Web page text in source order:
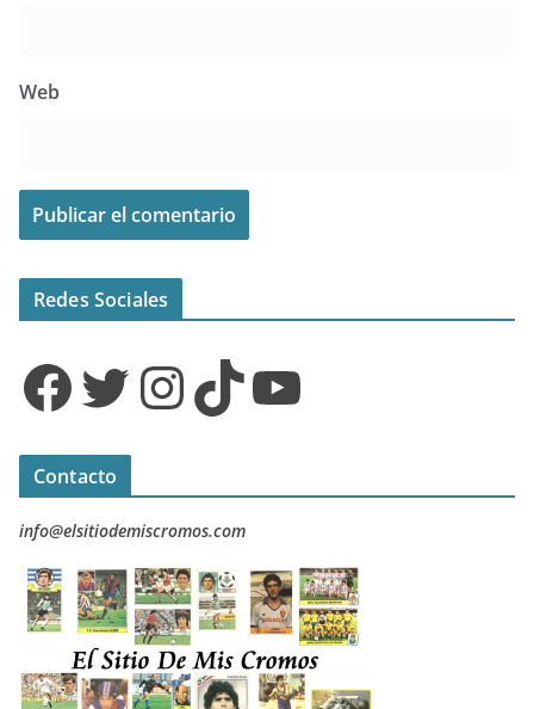
Web
Redes Sociales
Facebook Twitter InstagramTikTok YouTube
Contacto
info@elsitiodemiscromos.com